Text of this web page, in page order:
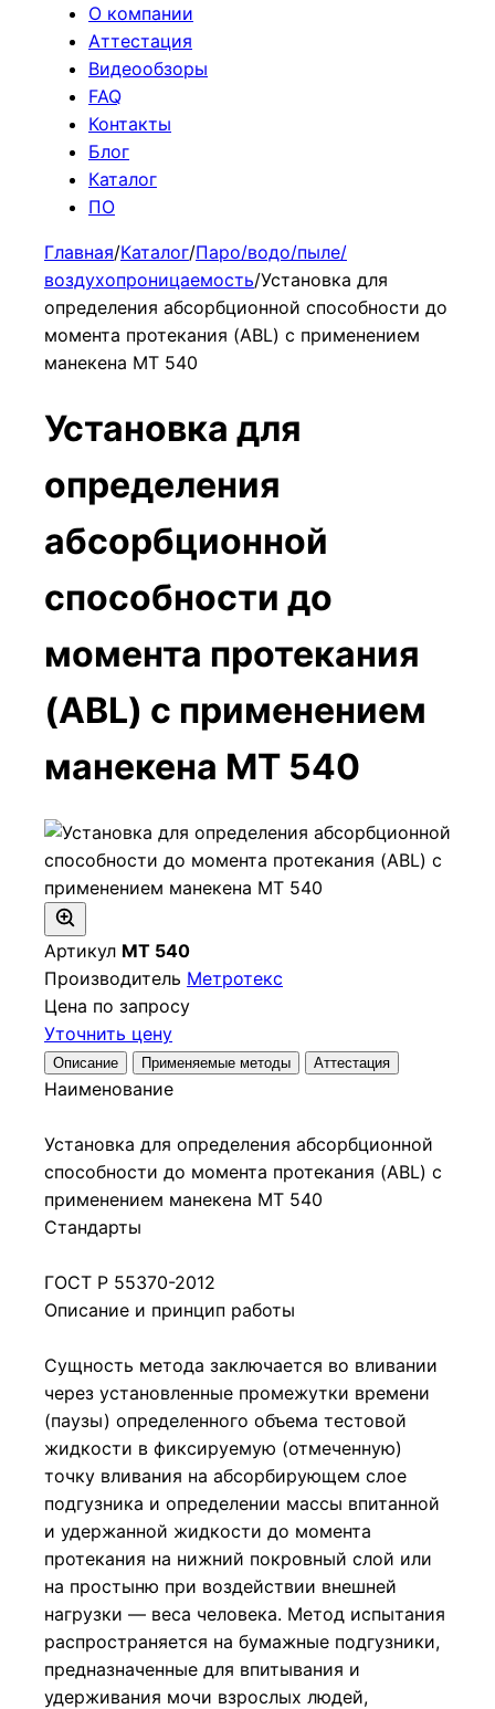
О компании
Аттестация
Видеообзоры
FAQ
Контакты
Блог
Каталог
ПО
Главная/Каталог/Паро/водо/пыле/
воздухопроницаемость/Установка для
определения абсорбционной способности до
момента протекания (ABL) с применением
манекена МТ 540
Установка для
определения
абсорбционной
способности до
момента протекания
(ABL) с применением
манекена МТ 540
Артикул МТ 540
Производитель Метротекс
Цена по запросу
Уточнить цену
Описание Применяемые методы Аттестация
Наименование
Установка для определения абсорбционной
способности до момента протекания (ABL) с
применением манекена МТ 540
Стандарты
ГОСТ Р 55370-2012
Описание и принцип работы
Сущность метода заключается во вливании
через установленные промежутки времени
(паузы) определенного объема тестовой
жидкости в фиксируемую (отмеченную)
точку вливания на абсорбирующем слое
подгузника и определении массы впитанной
и удержанной жидкости до момента
протекания на нижний покровный слой или
на простыню при воздействии внешней
нагрузки — веса человека. Метод испытания
распространяется на бумажные подгузники,
предназначенные для впитывания и
удерживания мочи взрослых людей,